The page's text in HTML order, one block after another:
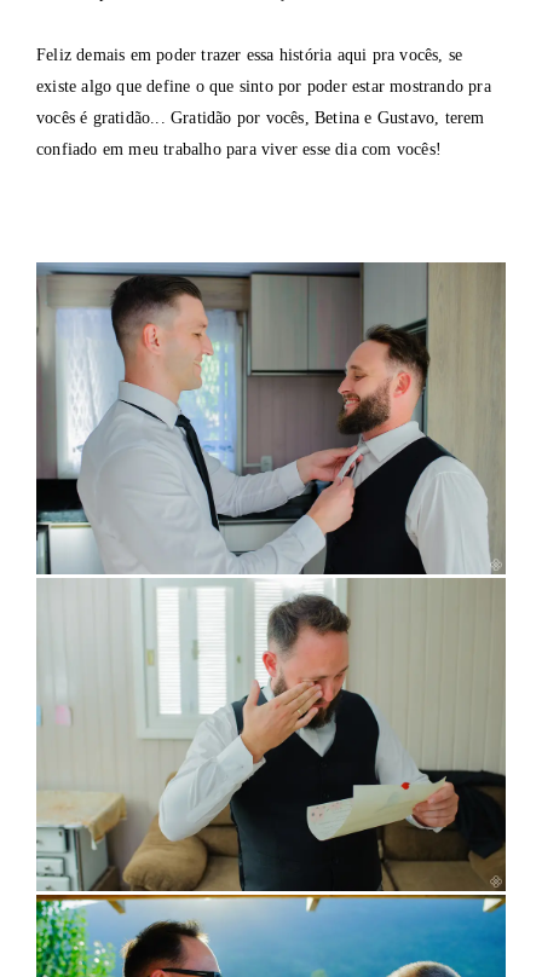
Feliz demais em poder trazer essa história aqui pra vocês, se
existe algo que define o que sinto por poder estar mostrando pra
vocês é gratidão... Gratidão por vocês, Betina e Gustavo, terem
confiado em meu trabalho para viver esse dia com vocês!